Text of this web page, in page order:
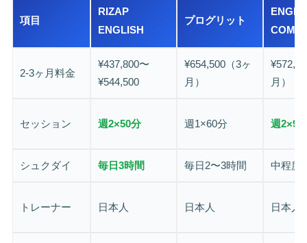
項目
RIZAP
ENGLISH
プログリット
2-3ヶ月料金
¥437,800〜
¥544,500
¥654,500（3ヶ
月）
月）
セッション 週2×50分 週1×60分 週2×90
シュクダイ 毎日3時間 毎日2〜3時間 中程度
トレーナー 日本人 日本人 日本人